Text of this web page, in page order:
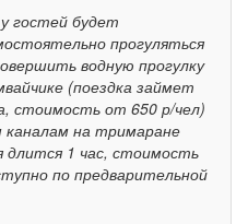
гостей будет
прогуляться
водную прогулку
(поездка займет
стоимость от 650 р/чел)
каналам на тримаране
длится 1 час, стоимость
по предварительной